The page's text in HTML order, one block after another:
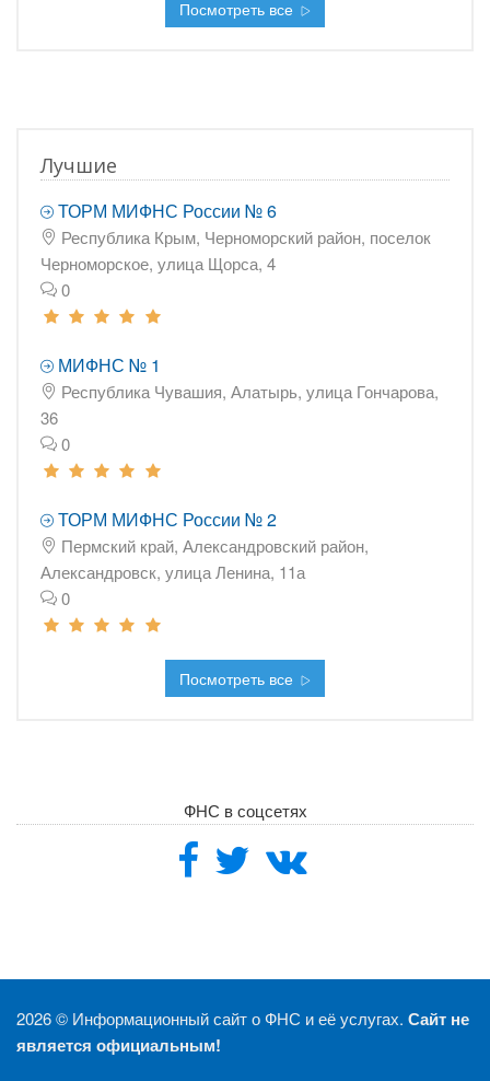
Посмотреть все
Лучшие
ТОРМ МИФНС России № 6
Республика Крым, Черноморский район, поселок
Черноморское, улица Щорса, 4
0
МИФНС № 1
Республика Чувашия, Алатырь, улица Гончарова,
36
0
ТОРМ МИФНС России № 2
Пермский край, Александровский район,
Александровск, улица Ленина, 11а
0
Посмотреть все
ФНС в соцсетях
2026 © Информационный сайт о ФНС и её услугах. Сайт не
является официальным!